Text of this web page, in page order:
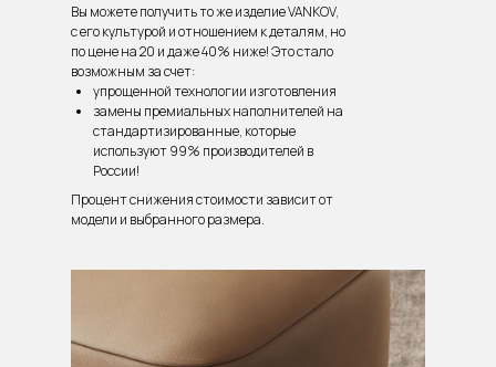
Процент снижения стоимости зависит от
модели и выбранного размера.
Вы можете получить то же изделие VANKOV,
с его культурой и отношением к деталям, но
по цене на 20 и даже 40% ниже! Это стало
возможным за счет:
упрощенной технологии изготовления
замены премиальных наполнителей на
стандартизированные, которые
используют 99% производителей в
России!